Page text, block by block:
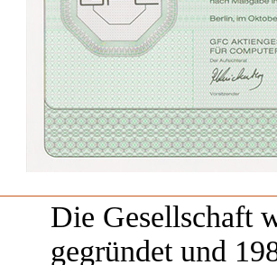
Die Gesellschaft
gegründet und